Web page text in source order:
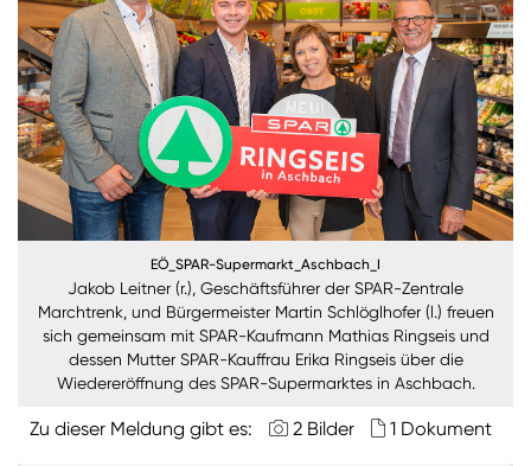
Steiermark
Kärnten
Unternehmen
Nachhaltigkeit
Sie wollen unsere aktuellen Medienmitteilungen
automatisch per E-Mail erhalten? Dann tragen Sie
einfach Ihre Daten in unserenPresseverteilerein
(Bitte beachten Sie, dass der Presseverteiler
ausschließlich für Medienkontakte und nicht für
Privatpersonen gedacht ist):
EÖ_SPAR-Supermarkt_Aschbach_I
Jakob Leitner (r.), Geschäftsführer der SPAR-Zentrale
Marchtrenk, und Bürgermeister Martin Schlöglhofer (l.) freuen
sich gemeinsam mit SPAR-Kaufmann Mathias Ringseis und
dessen Mutter SPAR-Kauffrau Erika Ringseis über die
Wiedereröffnung des SPAR-Supermarktes in Aschbach.
Zu dieser Meldung gibt es: 2 Bilder 1 Dokument